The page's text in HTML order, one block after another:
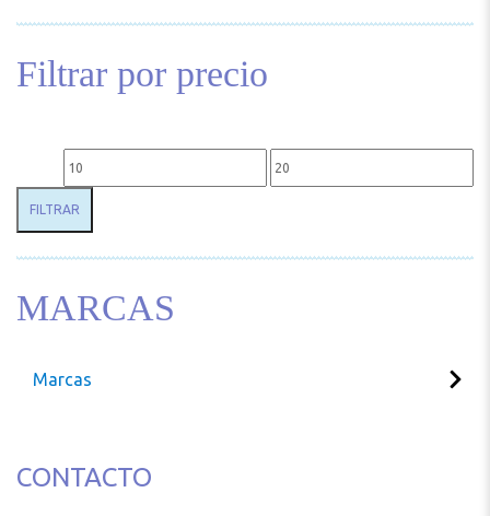
Filtrar por precio
Precio mínimo Precio máximo
FILTRAR
MARCAS
Marcas
CONTACTO